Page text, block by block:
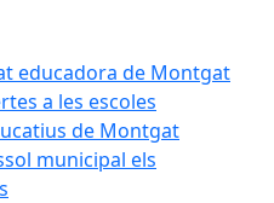
educadora de Montgat
a les escoles
de Montgat
municipal els